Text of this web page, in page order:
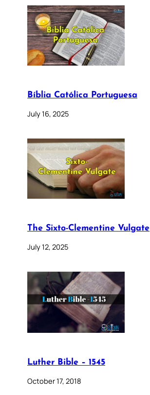
Bíblia Católica Portuguesa
July 16, 2025
The Sixto-Clementine Vulgate
July 12, 2025
Luther Bible – 1545
October 17, 2018